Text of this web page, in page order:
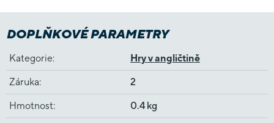
DOPLŇKOVÉ PARAMETRY
Kategorie: Hry v angličtině
Záruka: 2
Hmotnost: 0.4 kg